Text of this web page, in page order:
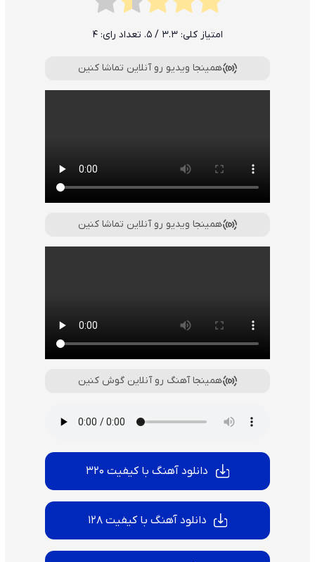
امتیاز کلی: 3.3 / 5. تعداد رای: 4
همینجا ویدیو رو آنلاین تماشا کنین
همینجا ویدیو رو آنلاین تماشا کنین
همینجا آهنگ رو آنلاین گوش کنین
دانلود آهنگ با کیفیت 320
دانلود آهنگ با کیفیت 128